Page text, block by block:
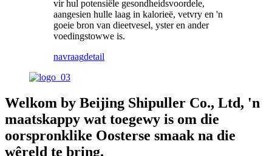
vir hul potensiële gesondheidsvoordele,
aangesien hulle laag in kalorieë, vetvry en 'n
goeie bron van dieetvesel, yster en ander
voedingstowwe is.
navraagdetail
Welkom by Beijing Shipuller Co., Ltd, 'n
maatskappy wat toegewy is om die
oorspronklike Oosterse smaak na die
wêreld te bring.